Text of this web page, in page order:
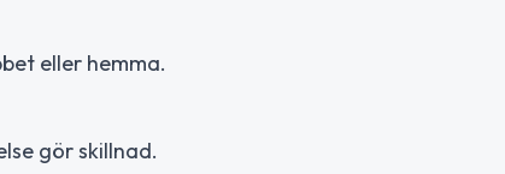
eller hemma.
gör skillnad.